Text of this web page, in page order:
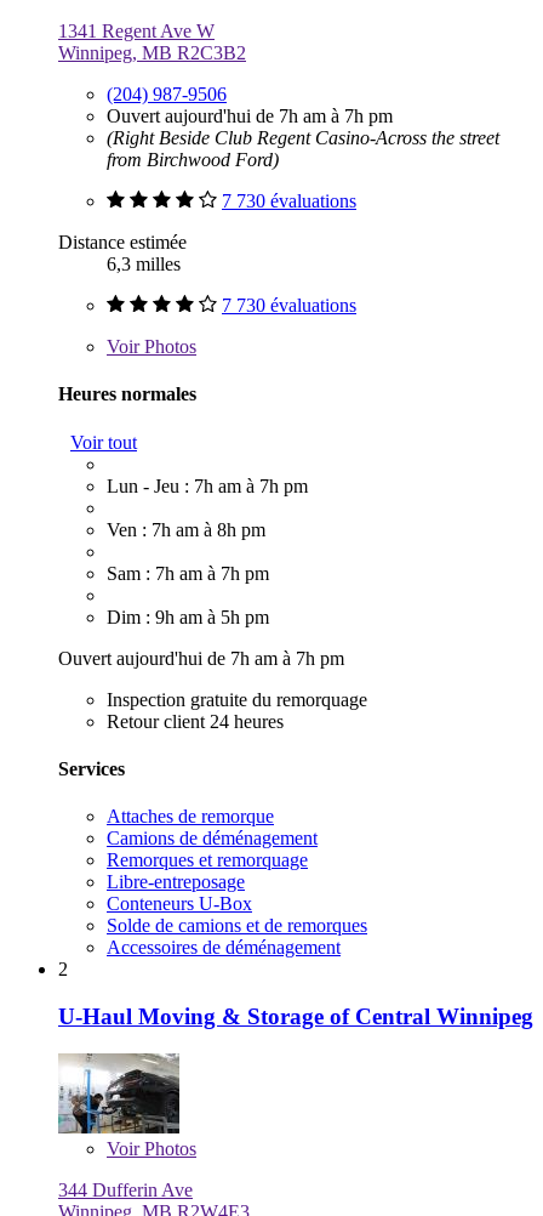
1341 Regent Ave W
Winnipeg, MB R2C3B2
(204) 987-9506
Ouvert aujourd'hui de 7h am à 7h pm
(Right Beside Club Regent Casino-Across the street
from Birchwood Ford)
7 730 évaluations
Distance estimée
6,3 milles
7 730 évaluations
VoirPhotos
Heures normales
Voir tout
Lun - Jeu : 7h am à 7h pm
Ven : 7h am à 8h pm
Sam : 7h am à 7h pm
Dim : 9h am à 5h pm
Ouvert aujourd'hui de 7h am à 7h pm
Inspection gratuite du remorquage
Retour client 24 heures
Services
Attaches de remorque
Camions de déménagement
Remorques et remorquage
Libre-entreposage
Conteneurs U-Box
Solde de camions et de remorques
Accessoires de déménagement
2
U-Haul Moving & Storage of Central Winnipeg
VoirPhotos
344 Dufferin Ave
Winnipeg, MB R2W4E3